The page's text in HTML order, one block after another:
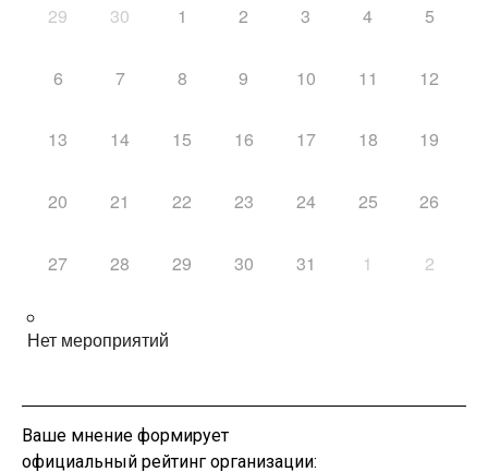
29 30 1 2 3 4 5
6 7 8 9 10 11 12
13 14 15 16 17 18 19
20 21 22 23 24 25 26
27 28 29 30 31 1 2
Нет мероприятий
Ваше мнение формирует
официальный рейтинг организации: